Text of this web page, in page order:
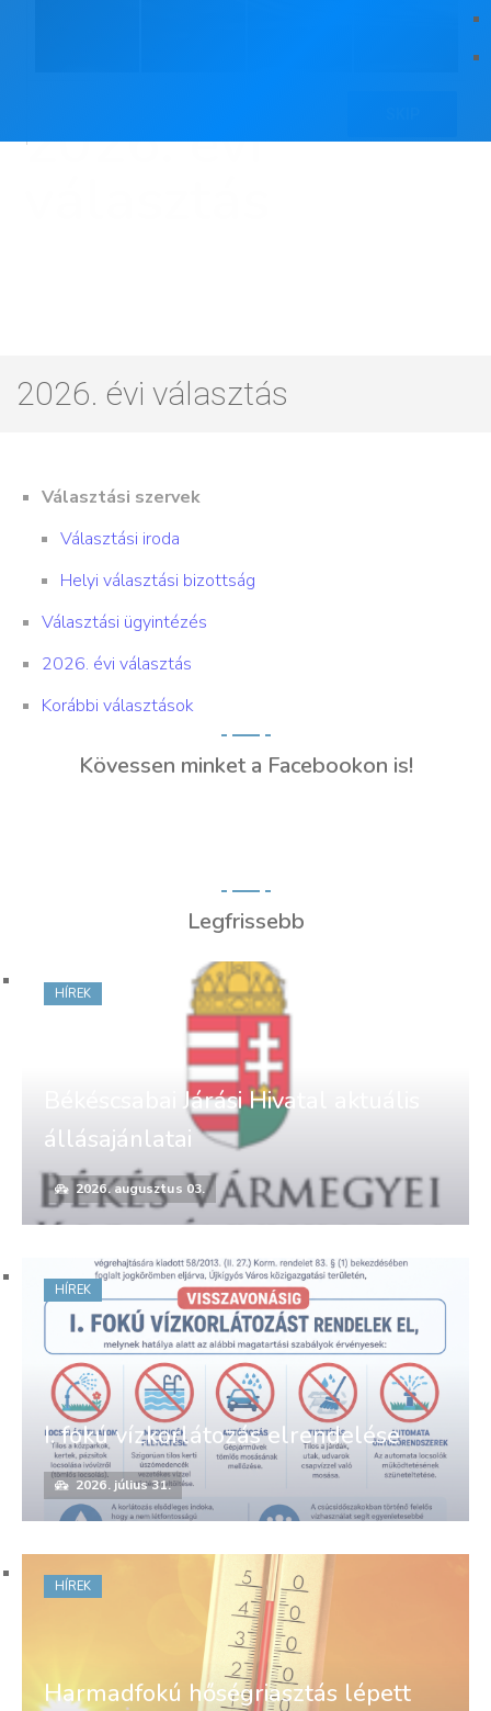
2026. évi
2026. évi választás
Választási szervek
Választási iroda
Helyi választási bizottság
Választási ügyintézés
2026. évi választás
Korábbi választások
Kövessen minket a Facebookon is!
Legfrissebb
Békéscsabai Járási Hivatal aktuális
állásajánlatai
2026. augusztus 03.
HÍREK
I. fokú vízkorlátozás elrendelése
2026. július 31.
HÍREK
Harmadfokú hőségriasztás lépett
HÍREK